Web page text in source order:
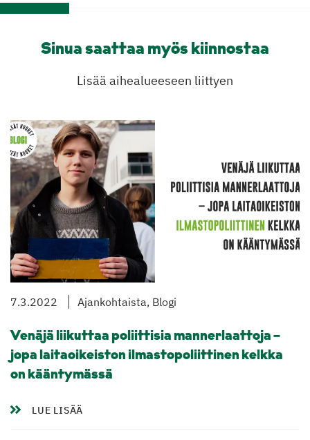
Sinua saattaa myös kiinnostaa
Lisää aihealueeseen liittyen
7.3.2022 Ajankohtaista, Blogi
Venäjä liikuttaa poliittisia mannerlaattoja –
jopa laitaoikeiston ilmastopoliittinen kelkka
on kääntymässä
LUE LISÄÄ